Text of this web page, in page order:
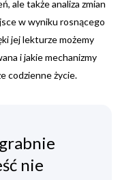
ale także analiza zmian
w wyniku rosnącego
jej lekturze możemy
i jakie mechanizmy
codzienne życie.
nie